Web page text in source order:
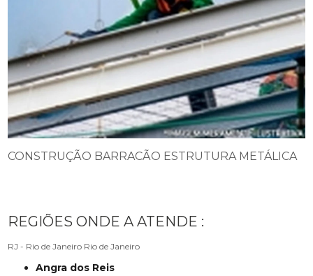
CONSTRUÇÃO BARRACÃO ESTRUTURA METÁLICA
REGIÕES ONDE A ATENDE :
RJ - Rio de Janeiro Rio de Janeiro
Angra dos Reis